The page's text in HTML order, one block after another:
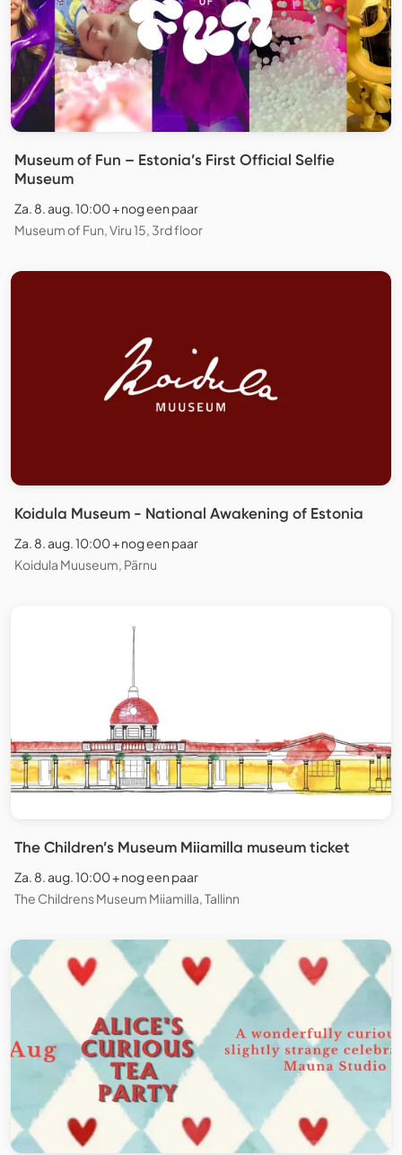
Museum of Fun – Estonia’s First Official Selfie
Museum
Za. 8. aug. 10:00 + nog een paar
Museum of Fun, Viru 15, 3rd floor
Koidula Museum - National Awakening of Estonia
Za. 8. aug. 10:00 + nog een paar
Koidula Muuseum, Pärnu
The Children’s Museum Miiamilla museum ticket
Za. 8. aug. 10:00 + nog een paar
The Childrens Museum Miiamilla, Tallinn